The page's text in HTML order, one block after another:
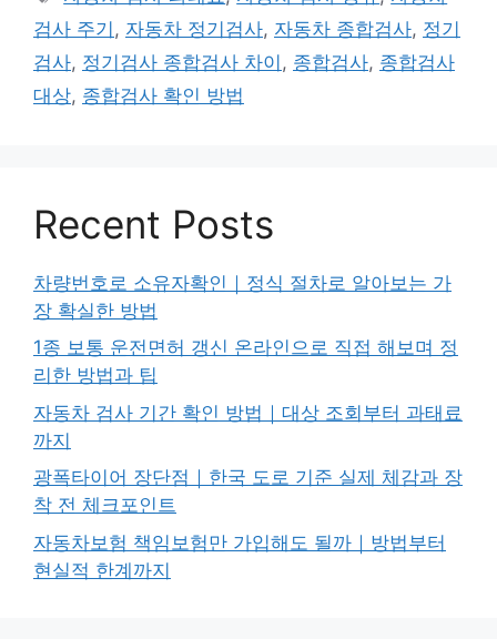
검사 주기 , 자동차 정기검사, 자동차 종합검사, 정기
검사, 정기검사 종합검사 차이 , 종합검사, 종합검사
대상, 종합검사 확인 방법
Recent Posts
차량번호로 소유자확인｜정식 절차로 알아보는 가
장 확실한 방법
1종 보통 운전면허 갱신 온라인으로 직접 해보며 정
리한 방법과 팁
자동차 검사 기간 확인 방법｜대상 조회부터 과태료
까지
광폭타이어 장단점｜한국 도로 기준 실제 체감과 장
착 전 체크포인트
자동차보험 책임보험만 가입해도 될까｜방법부터
현실적 한계까지